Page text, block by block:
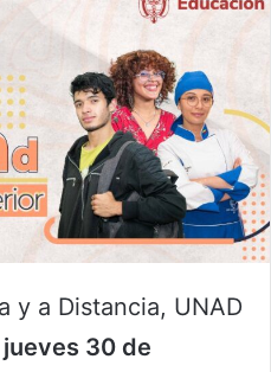
y a Distancia, UNAD
jueves 30 de